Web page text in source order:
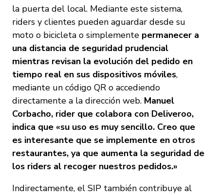
la puerta del local. Mediante este sistema,
riders y clientes pueden aguardar desde su
moto o bicicleta o simplemente permanecer a
una distancia de seguridad prudencial
mientras revisan la evolución del pedido en
tiempo real en sus dispositivos móviles,
mediante un código QR o accediendo
directamente a la dirección web. Manuel
Corbacho, rider que colabora con Deliveroo,
indica que «su uso es muy sencillo. Creo que
es interesante que se implemente en otros
restaurantes, ya que aumenta la seguridad de
los riders al recoger nuestros pedidos.»
Indirectamente, el SIP también contribuye al